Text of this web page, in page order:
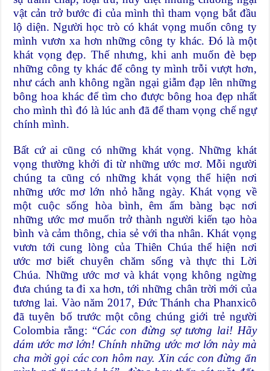
vật cản trở bước đi của mình thì tham vọng bắt đầu
lộ diện. Người học trò có khát vọng muốn công ty
mình vươn xa hơn những công ty khác. Đó là một
khát vọng đẹp. Thế nhưng, khi anh muốn đè bẹp
những công ty khác để công ty mình trỗi vượt hơn,
như cách anh không ngần ngại giẫm đạp lên những
bông hoa khác để tìm cho được bông hoa đẹp nhất
cho mình thì đó là lúc anh đã để tham vọng chế ngự
chính mình.
Bất cứ ai cũng có những khát vọng. Những khát
vọng thường khởi đi từ những ước mơ. Mỗi người
chúng ta cũng có những khát vọng thể hiện nơi
những ước mơ lớn nhỏ hằng ngày. Khát vọng về
một cuộc sống hòa bình, êm ấm bàng bạc nơi
những ước mơ muốn trở thành người kiến tạo hòa
bình và cảm thông, chia sẻ với tha nhân. Khát vọng
vươn tới cung lòng của Thiên Chúa thể hiện nơi
ước mơ biết chuyên chăm sống và thực thi Lời
Chúa. Những ước mơ và khát vọng không ngừng
đưa chúng ta đi xa hơn, tới những chân trời mới của
tương lai. Vào năm 2017, Đức Thánh cha Phanxicô
đã tuyên bố trước một công chúng giới trẻ người
Colombia rằng: “Các con đừng sợ tương lai! Hãy
dám ước mơ lớn! Chính những ước mơ lớn này mà
cha mời gọi các con hôm nay. Xin các con đừng ẩn